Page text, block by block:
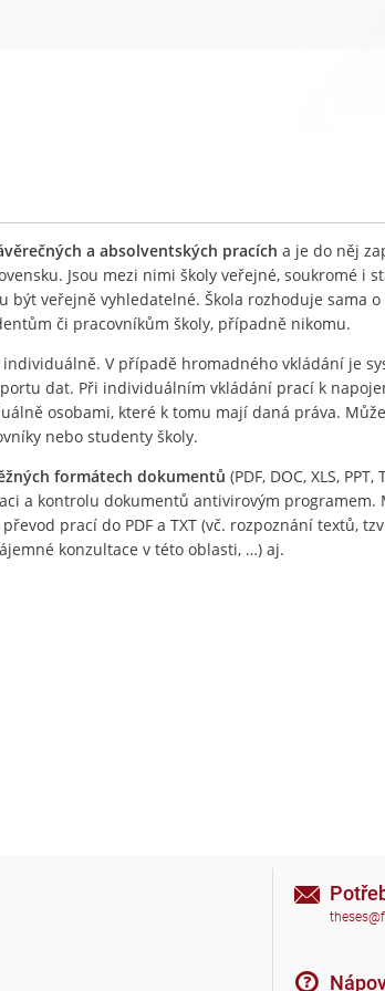
a absolventských pracích a je do něj
Jsou mezi nimi školy veřejné, soukromé i
veřejně vyhledatelné. Škola rozhoduje sama
či pracovníkům školy, případně nikomu.
V případě hromadného vkládání je
dat. Při individuálním vkládání prací k
osobami, které k tomu mají daná práva.
nebo studenty školy.
formátech dokumentů (PDF, DOC, XLS, PPT,
a kontrolu dokumentů antivirovým programem.
prací do PDF a TXT (vč. rozpoznání textů,
konzultace v této oblasti, …) aj.